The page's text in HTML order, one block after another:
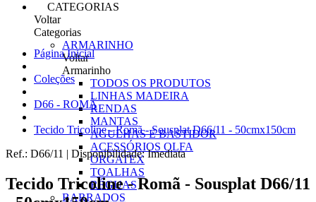
CATEGORIAS
Voltar
Categorias
ARMARINHO
Voltar
Armarinho
TODOS OS PRODUTOS
LINHAS MADEIRA
RENDAS
MANTAS
AGULHAS E BASTIDOR
ACESSÓRIOS OLFA
ORGATEX
TOALHAS
RÉGUAS
BARRADOS
Página Inicial
Coleções
D66 - ROMÃ
Tecido Tricoline - Romã - Sousplat D66/11 - 50cmx150cm
Ref.: D66/11 | Disponibilidade:Imediata
Tecido Tricoline - Romã - Sousplat D66/11